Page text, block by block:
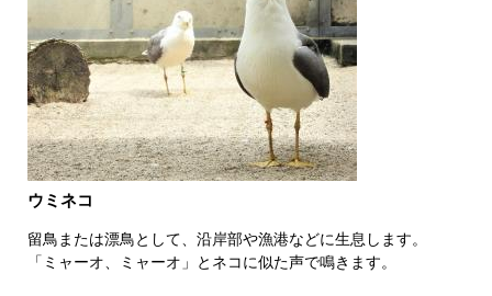
ウミネコ
留鳥または漂鳥として、沿岸部や漁港などに生息します。
「ミャーオ、ミャーオ」とネコに似た声で鳴きます。